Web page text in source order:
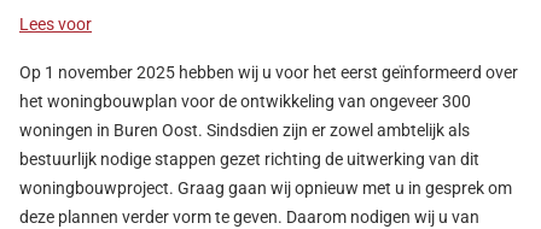
Lees voor
Op 1 november 2025 hebben wij u voor het eerst geïnformeerd over
het woningbouwplan voor de ontwikkeling van ongeveer 300
woningen in Buren Oost. Sindsdien zijn er zowel ambtelijk als
bestuurlijk nodige stappen gezet richting de uitwerking van dit
woningbouwproject. Graag gaan wij opnieuw met u in gesprek om
deze plannen verder vorm te geven. Daarom nodigen wij u van